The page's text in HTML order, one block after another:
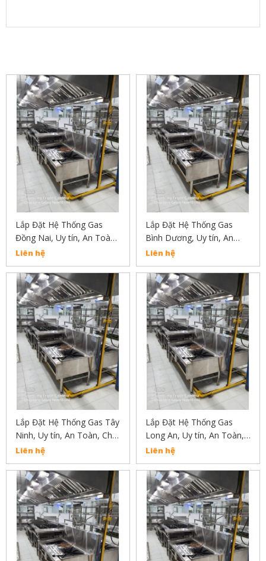
Lắp Đặt Hệ Thống Gas
Đồng Nai, Uy tín, An Toàn,
Chất Lượng Liên Hẹ :
02838304030
Liên hệ
Lắp Đặt Hệ Thống Gas
Bình Dương, Uy tín, An
Toàn, Chất Lượng Liên Hẹ
: 02838304030
Liên hệ
Lắp Đặt Hệ Thống Gas Tây
Ninh, Uy tín, An Toàn, Chất
Lượng Liên Hẹ :
02838304030
Liên hệ
Lắp Đặt Hệ Thống Gas
Long An, Uy tín, An Toàn,
Chất Lượng Liên Hẹ :
02838304030
Liên hệ